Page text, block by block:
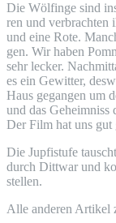
Die Wöl­fin­ge sind
ren und ver­brach­ten
und eine Rote.
gen. Wir haben
sehr lecker.
es ein Gewit­ter,
Haus gegan­gen um
und das Geheim­niss
Der Film hat uns gut
Die Jup­fi­s­tu­fe
durch Ditt­war und
stellen.
Alle ande­ren Arti­kel